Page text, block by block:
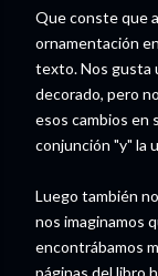
Que conste que
ornamentación
texto. Nos gusta
decorado, pero
esos cambios en
conjunción "y" la
Luego también
nos imaginamos
encontrábamos
páginas del libro